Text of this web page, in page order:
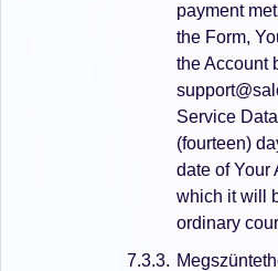
payment
the Form,
the Account
Service
(fourteen)
date of Your
which it will
ordinary